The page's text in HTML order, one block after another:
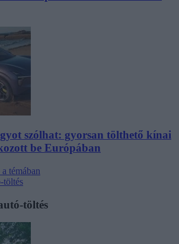
szólhat: gyorsan tölthető kínai
be Európában
témában
töltés
töltés